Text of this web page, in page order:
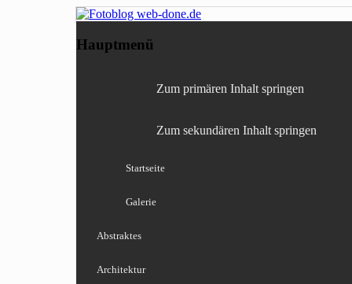
Fotoblog web-
Hauptmenü
Zum primären Inhalt springen
Zum sekundären Inhalt springen
Startseite
Galerie
Abstraktes
Architektur